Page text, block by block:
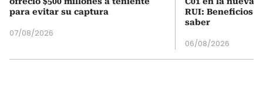
para evitar su captura
07/08/2026
RUI: Beneficios
saber
06/08/2026